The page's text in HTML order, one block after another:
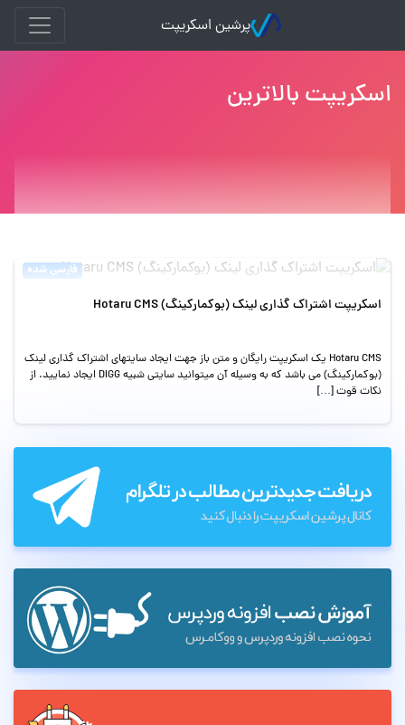
پرشین اسکریپت
اسکریپت بالاترین
فارسی شده
اسکریپت اشتراک گذاری لینک (بوکمارکینگ) Hotaru CMS
Hotaru CMS یک اسکریپت رایگان و متن باز جهت ایجاد سایتهای اشتراک گذاری لینک
(بوکمارکینگ) می باشد که به وسیله آن میتوانید سایتی شبیه DIGG ایجاد نمایید. از
نکات قوت […]